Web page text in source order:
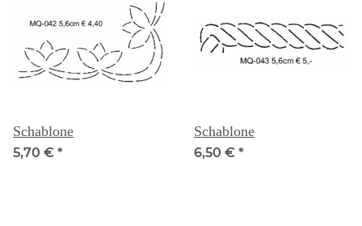
Schablone
5,70 € *
Schablone
6,50 € *